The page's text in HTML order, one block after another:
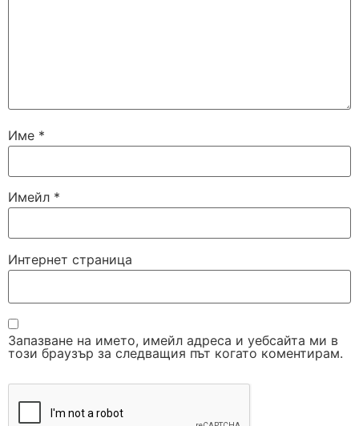
Име *
Имейл *
Интернет страница
Запазване на името, имейл адреса и уебсайта ми в
този браузър за следващия път когато коментирам.